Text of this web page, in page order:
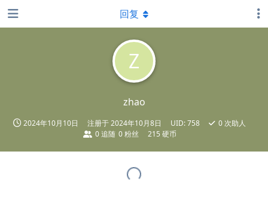
Z
zhao
2024年10月10日 注册于2024年10月8日 UID:758 0 次助人
0 追随 0 粉丝 215 硬币
回复